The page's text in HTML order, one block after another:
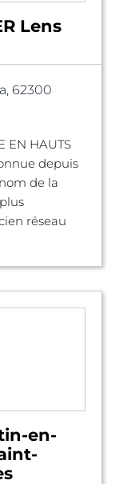
Lens
62300
EN HAUTS
depuis
de la
réseau
en-